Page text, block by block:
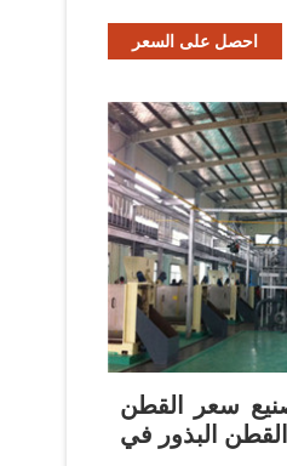
احصل على السعر
سعر القطن